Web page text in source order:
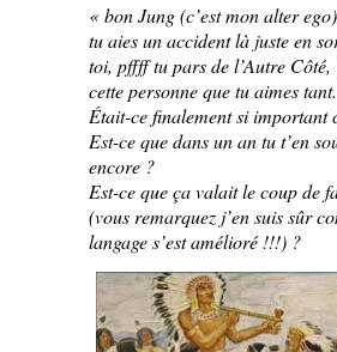
« bon Jung (c’est mon alter
tu aies un accident là juste en
toi, pffff tu pars de l’Autre
cette personne que tu aimes tant.
Était-ce finalement si important
Est-ce que dans un an tu t’en
encore ?
Est-ce que ça valait le coup de
(vous remarquez j’en suis sûr
langage s’est amélioré !!!) ?